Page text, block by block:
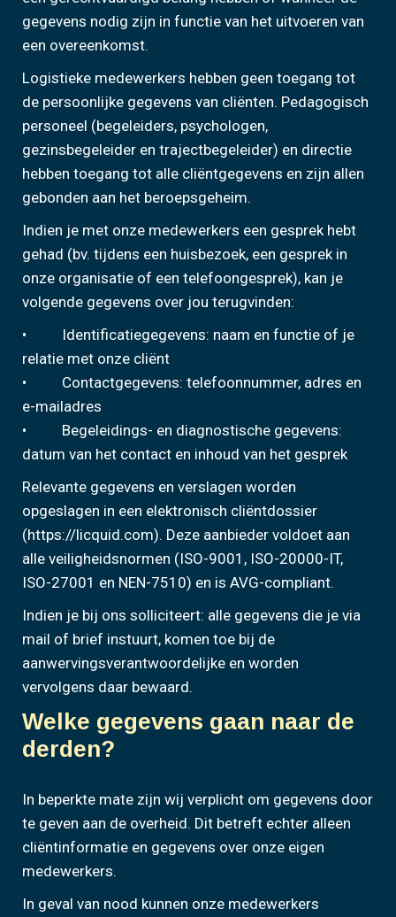
gegevens nodig zijn in functie van het uitvoeren van
een overeenkomst.
Logistieke medewerkers hebben geen toegang tot
de persoonlijke gegevens van cliënten. Pedagogisch
personeel (begeleiders, psychologen,
gezinsbegeleider en trajectbegeleider) en directie
hebben toegang tot alle cliëntgegevens en zijn allen
gebonden aan het beroepsgeheim.
Indien je met onze medewerkers een gesprek hebt
gehad (bv. tijdens een huisbezoek, een gesprek in
onze organisatie of een telefoongesprek), kan je
volgende gegevens over jou terugvinden:
• Identificatiegegevens: naam en functie of je
relatie met onze cliënt
• Contactgegevens: telefoonnummer, adres en
e-mailadres
• Begeleidings- en diagnostische gegevens:
datum van het contact en inhoud van het gesprek
Relevante gegevens en verslagen worden
opgeslagen in een elektronisch cliëntdossier
(https://licquid.com). Deze aanbieder voldoet aan
alle veiligheidsnormen (ISO-9001, ISO-20000-IT,
ISO-27001 en NEN-7510) en is AVG-compliant.
Indien je bij ons solliciteert: alle gegevens die je via
mail of brief instuurt, komen toe bij de
aanwervingsverantwoordelijke en worden
vervolgens daar bewaard.
Welke gegevens gaan naar de
derden?
In beperkte mate zijn wij verplicht om gegevens door
te geven aan de overheid. Dit betreft echter alleen
cliëntinformatie en gegevens over onze eigen
medewerkers.
In geval van nood kunnen onze medewerkers